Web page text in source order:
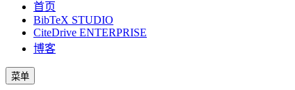
首页
BibTeX STUDIO
CiteDrive ENTERPRISE
博客
菜单